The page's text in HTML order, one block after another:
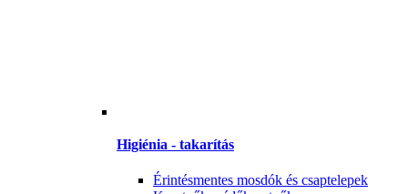
Higiénia - takarítás
Érintésmentes mosdók és csaptelepek